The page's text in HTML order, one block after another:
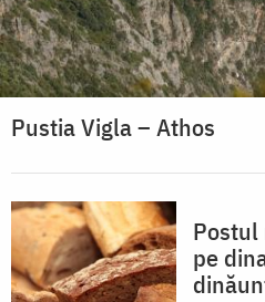
Pustia Vigla – Athos
Postul
pe